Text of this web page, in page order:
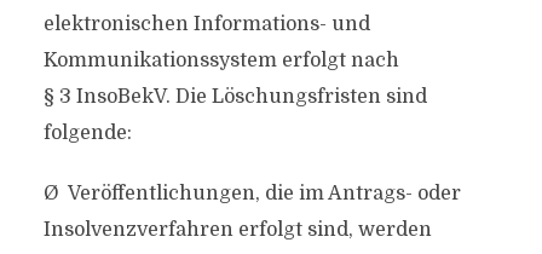
elektronischen Informations- und
Kommunikationssystem erfolgt nach
§ 3 InsoBekV. Die Löschungsfristen sind
folgende:
Ø Veröffentlichungen, die im Antrags- oder
Insolvenzverfahren erfolgt sind, werden